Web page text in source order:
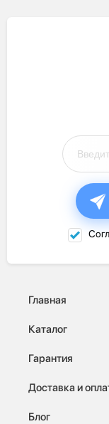
Главная
Каталог
Гарантия
Доставка и
Блог